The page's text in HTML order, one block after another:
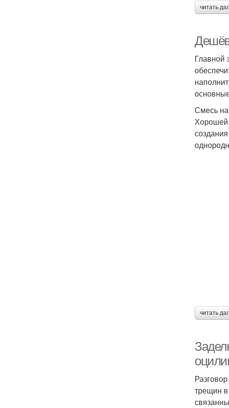
читать
Главной
Смесь
Хорошей
читать
трещин